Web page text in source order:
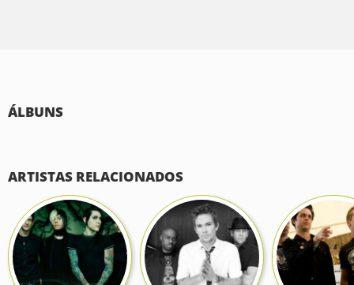
ÁLBUNS
ARTISTAS RELACIONADOS